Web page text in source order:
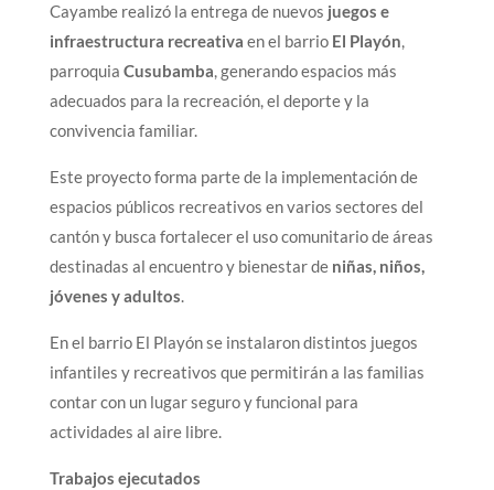
Cayambe realizó la entrega de nuevos juegos e
infraestructura recreativa en el barrio El Playón,
parroquia Cusubamba, generando espacios más
adecuados para la recreación, el deporte y la
convivencia familiar.
Este proyecto forma parte de la implementación de
espacios públicos recreativos en varios sectores del
cantón y busca fortalecer el uso comunitario de áreas
destinadas al encuentro y bienestar de niñas, niños,
jóvenes y adultos.
En el barrio El Playón se instalaron distintos juegos
infantiles y recreativos que permitirán a las familias
contar con un lugar seguro y funcional para
actividades al aire libre.
Trabajos ejecutados